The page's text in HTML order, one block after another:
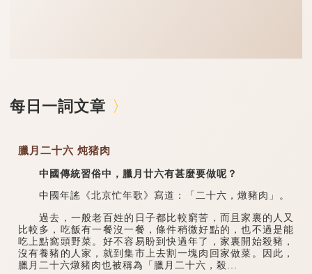
每日一詞文章
臘月二十六 炖猪肉
中國傳統習俗中，臘月廿六有甚麼要做呢？
中國年謠《北京忙年歌》寫道：「二十六，燉豬肉」。
過去，一般老百姓的日子都比較窮苦，而且家裏的人又
比較多，吃飯有一餐沒一餐，條件稍微好點的，也不過是能
吃上點窩頭野菜。好不容易盼到快過年了，家裏開始殺豬，
沒有養豬的人家，就到集市上去割一塊肉回家做菜。因此，
臘月二十六燉豬肉也被稱為「臘月二十六，殺...